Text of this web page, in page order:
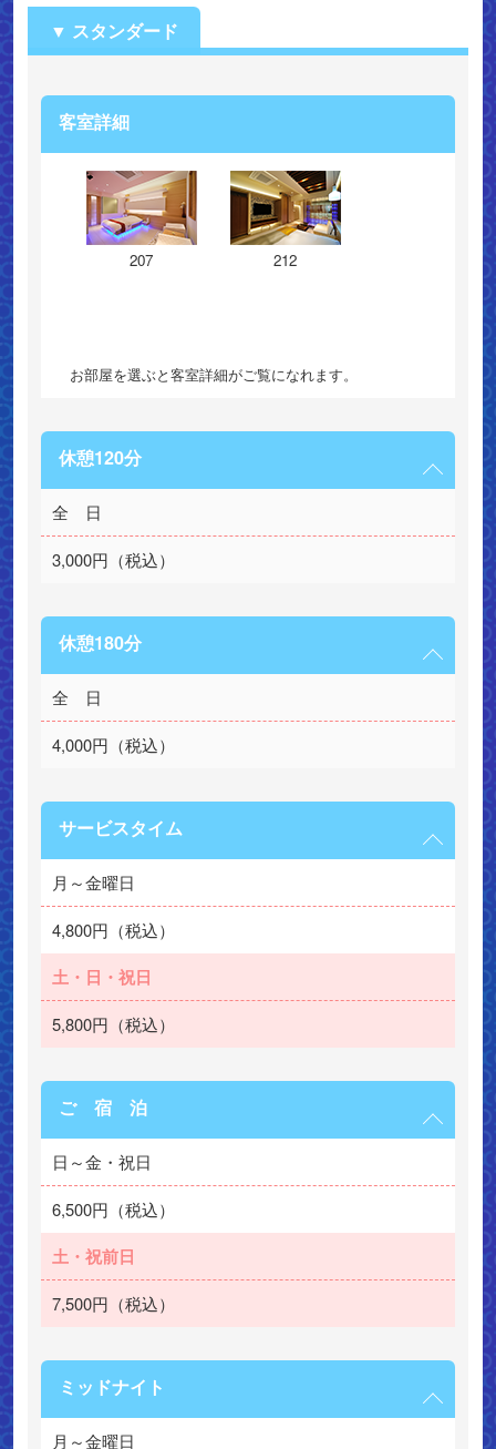
スタンダード
客室詳細
207 212
お部屋を選ぶと客室詳細がご覧になれます。
休憩120分
全　日
3,000円（税込）
休憩180分
全　日
4,000円（税込）
サービスタイム
月～金曜日
4,800円（税込）
土・日・祝日
5,800円（税込）
ご 宿 泊
日～金・祝日
6,500円（税込）
土・祝前日
7,500円（税込）
ミッドナイト
月～金曜日